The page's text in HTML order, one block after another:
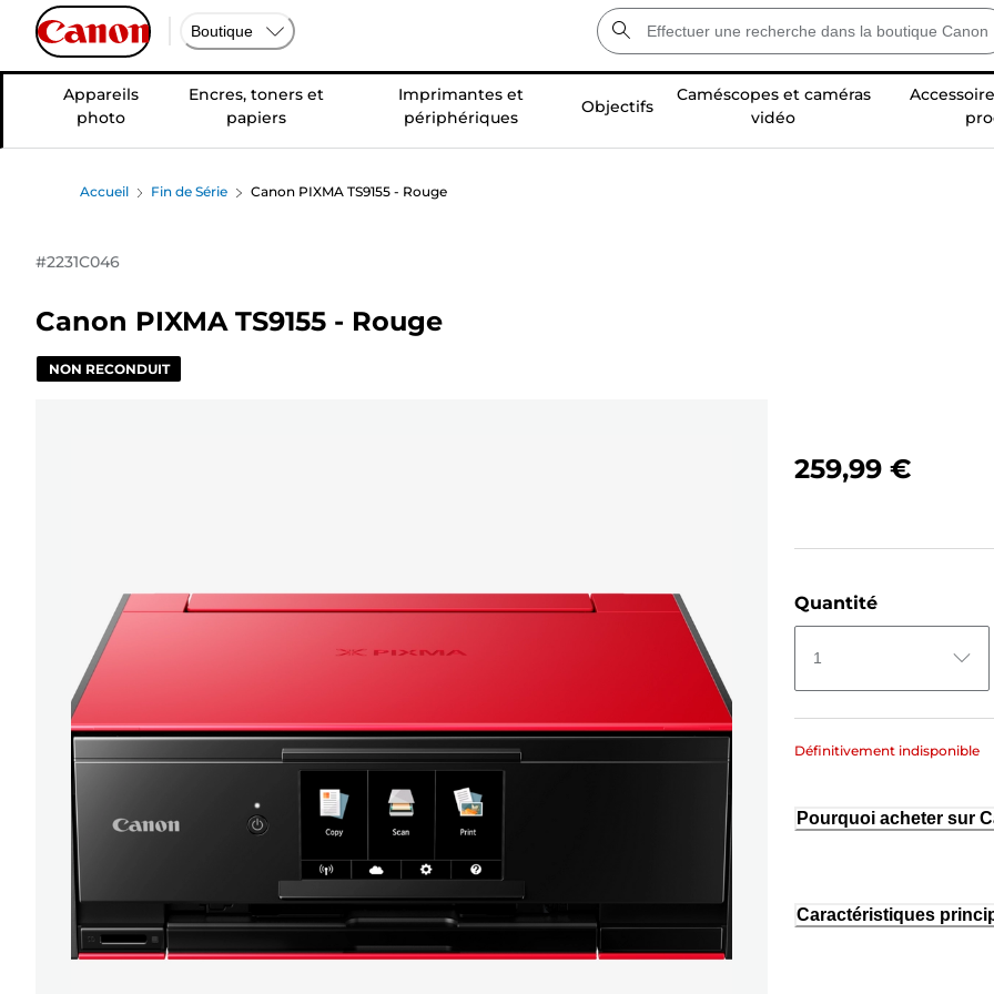
Boutique
Appareils
photo
Encres, toners et
papiers
Imprimantes et
périphériques
Objectifs
Caméscopes et caméras
vidéo
Accueil Fin de Série Canon PIXMA TS9155 - Rouge
#2231C046
Canon PIXMA TS9155 - Rouge
NON RECONDUIT
259,99 €
Quantité
1
Définitivement indisponible
Pourquoi acheter sur
Caractéristiques